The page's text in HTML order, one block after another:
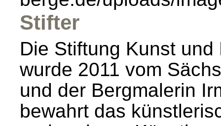
Stifter
Die Stiftung Kunst und
wurde 2011 vom
und der Bergmalerin
bewahrt das